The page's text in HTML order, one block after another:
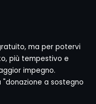
ma per potervi
più tempestivo e
impegno.
a sostegno